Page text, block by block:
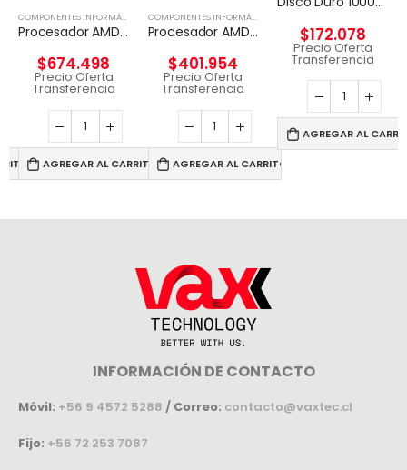
,PROCESADORES COMPONENTES INFORMÁTICOS ,PROCESADORES
Procesador AMD Ryzen 9 7900X
$674.498
Precio Oferta
Transferencia
AGREGAR AL CARRITO
COMPONENTES INFORMÁTICOS
Procesador AMD Ryzen 7 7700 Wraith Prism 65W
$401.954
Precio Oferta
Transferencia
AGREGAR AL CARRITO
$172.078
Precio Oferta
Transferencia
AGREGAR AL
INFORMACIÓN DE CONTACTO
Móvil: +56 9 4572 5288 / Correo: contacto@vaxtec.cl
Fijo: +56 72 253 7087